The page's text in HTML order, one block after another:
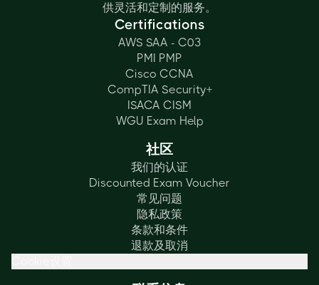
供灵活和定制的服务。
Certifications
AWS SAA - C03
PMI PMP
Cisco CCNA
CompTIA Security+
ISACA CISM
WGU Exam Help
社区
我们的认证
Discounted Exam Voucher
常见问题
隐私政策
条款和条件
退款及取消